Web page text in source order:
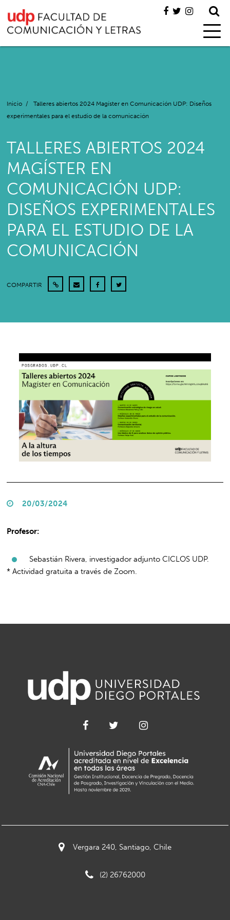
Inicio /
Talleres abiertos 2024 Magíster en Comunicación UDP: Diseños
experimentales para el estudio de la comunicación
TALLERES ABIERTOS 2024
MAGÍSTER EN
COMUNICACIÓN UDP:
DISEÑOS EXPERIMENTALES
PARA EL ESTUDIO DE LA
COMUNICACIÓN
COMPARTIR
20/03/2024
Profesor:
Sebastián Rivera, investigador adjunto CICLOS UDP.
* Actividad gratuita a través de Zoom.
Vergara 240, Santiago, Chile
(2) 26762000